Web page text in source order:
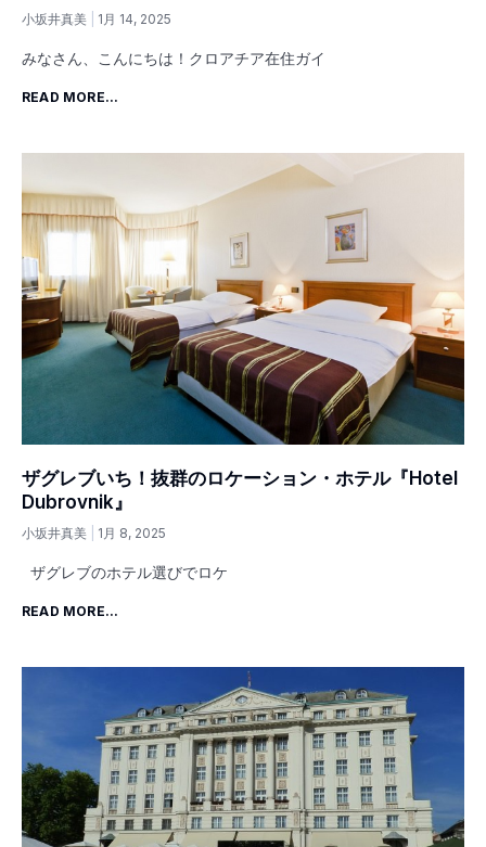
小坂井真美 1月 14, 2025
みなさん、こんにちは！クロアチア在住ガイ
READ MORE...
ザグレブいち！抜群のロケーション・ホテル『Hotel
Dubrovnik』
小坂井真美 1月 8, 2025
ザグレブのホテル選びでロケ
READ MORE...